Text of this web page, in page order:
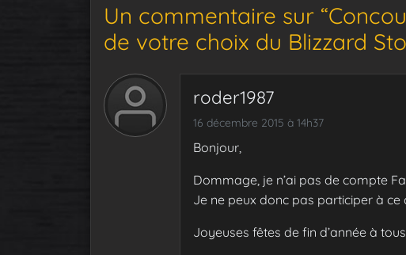
Un commentaire sur
de votre choix du Blizzard
roder1987
16 décembre 2015 à 14h37
Bonjour,
Dommage, je n’ai pas de compte
Je ne peux donc pas participer à ce
Joyeuses fêtes de fin d’année à